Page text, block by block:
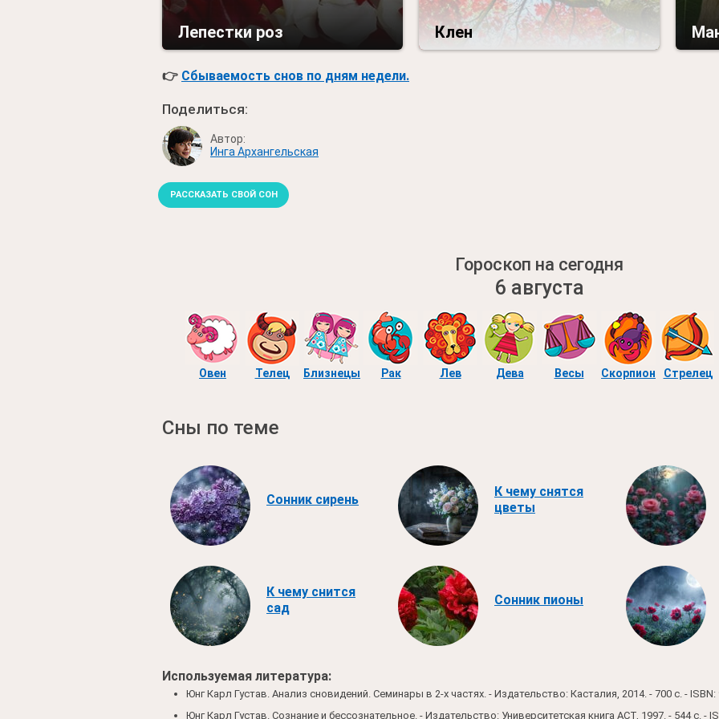
Лепестки роз Клен
👉 Сбываемость снов по дням недели.
Поделиться:
Автор:
Инга Архангельская
РАССКАЗАТЬ СВОЙ СОН
Гороскоп на сегодня
6 августа
Овен Телец Близнецы Рак Лев Дева Весы Скорпион Стрелец
Сны по теме
Сонник сирень
К чему снятся
цветы
К чему снится
сад
Сонник пионы
Используемая литература:
Юнг Карл Густав. Анализ сновидений. Семинары в 2-х частях. - Издательство: Касталия, 2014. - 700 c. - ISBN:
Юнг Карл Густав. Сознание и бессознательное. - Издательство: Университетская книга АСТ, 1997. - 544 c. -